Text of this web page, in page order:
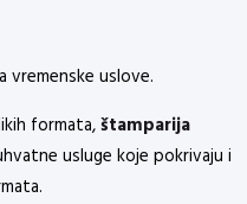
uslove.
formata,štamparija
usluge koje pokrivaju i